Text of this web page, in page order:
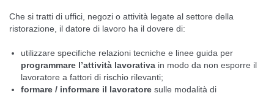
Che si tratti di uffici, negozi o attività legate al settore della
ristorazione, il datore di lavoro ha il dovere di:
utilizzare specifiche relazioni tecniche e linee guida per
programmare l’attività lavorativain modo da non esporre il
lavoratore a fattori di rischio rilevanti;
formare / informare il lavoratoresulle modalità di